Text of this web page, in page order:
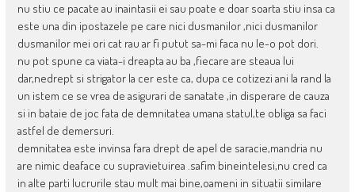
nu stiu ce pacate au inaintasii ei sau poate e doar soarta stiu insa ca
este una din ipostazele pe care nici dusmanilor ,nici dusmanilor
dusmanilor mei ori cat rau ar fi putut sa-mi faca nu le-o pot dori.
nu pot spune ca viata-i dreapta au ba ,fiecare are steaua lui
dar,nedrept si strigator la cer este ca, dupa ce cotizezi ani la rand la
un istem ce se vrea de asigurari de sanatate ,in disperare de cauza
si in bataie de joc fata de demnitatea umana statul,te obliga sa faci
astfel de demersuri.
demnitatea este invinsa fara drept de apel de saracie,mandria nu
are nimic deaface cu supravietuirea .safim bineintelesi,nu cred ca
in alte parti lucrurile stau mult mai bine,oameni in situatii similare